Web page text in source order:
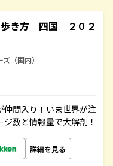
き方 四国 ２０２
（国内）
仲間入り！いま世界が注
数と情報量で大解剖！
詳細を見る